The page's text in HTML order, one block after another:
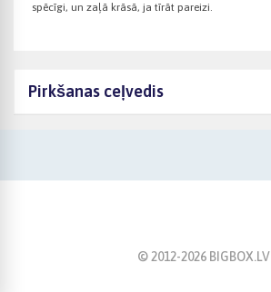
spēcīgi, un zaļā krāsā, ja tīrāt pareizi.
Pirkšanas ceļvedis
© 2012-2026 BIGBOX.LV